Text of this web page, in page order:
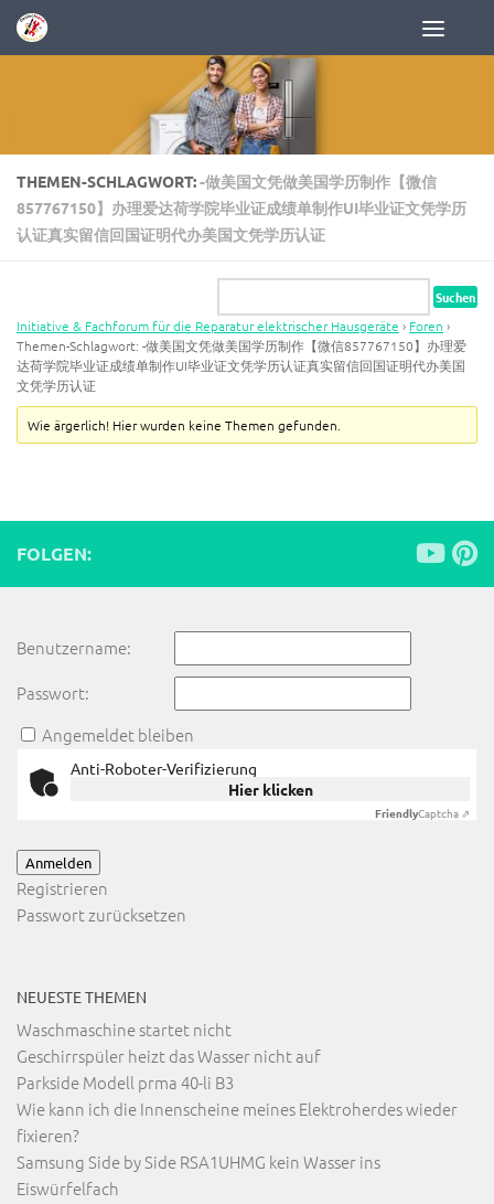
Zum Inhalt springen
THEMEN-SCHLAGWORT:-做美国文凭做美国学历制作【微信
857767150】办理爱达荷学院毕业证成绩单制作UI毕业证文凭学历
认证真实留信回国证明代办美国文凭学历认证
Initiative & Fachforum für die Reparatur elektrischer Hausgeräte › Foren ›
Themen-Schlagwort: -做美国文凭做美国学历制作【微信857767150】办理爱
达荷学院毕业证成绩单制作UI毕业证文凭学历认证真实留信回国证明代办美国
文凭学历认证
Wie ärgerlich! Hier wurden keine Themen gefunden.
FOLGEN:
Benutzername:
Passwort:
Angemeldet bleiben
Anti-Roboter-Verifizierung
Hier klicken
FriendlyCaptcha ⇗
Anmelden
Registrieren
Passwort zurücksetzen
NEUESTE THEMEN
Waschmaschine startet nicht
Geschirrspüler heizt das Wasser nicht auf
Parkside Modell prma 40-li B3
Wie kann ich die Innenscheine meines Elektroherdes wieder
fixieren?
Samsung Side by Side RSA1UHMG kein Wasser ins
Eiswürfelfach